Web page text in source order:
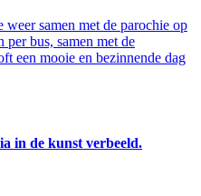
weer samen met de parochie op
per bus, samen met de
een mooie en bezinnende dag
in de kunst verbeeld.